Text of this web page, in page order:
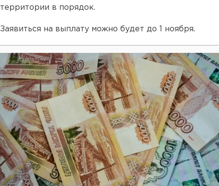
территории в порядок.
Заявиться на выплату можно будет до 1 ноября.